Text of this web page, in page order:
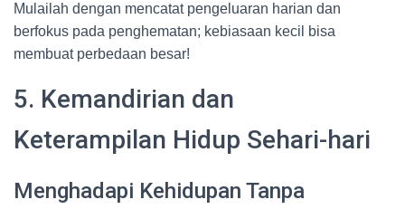
Mulailah dengan mencatat pengeluaran harian dan
berfokus pada penghematan; kebiasaan kecil bisa
membuat perbedaan besar!
5. Kemandirian dan
Keterampilan Hidup Sehari-hari
Menghadapi Kehidupan Tanpa